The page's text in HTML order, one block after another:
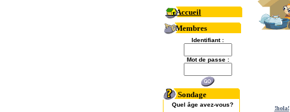
Accueil
Membres
Identifiant :
Mot de passe :
Sondage
Quel âge avez-vous?
!hola!